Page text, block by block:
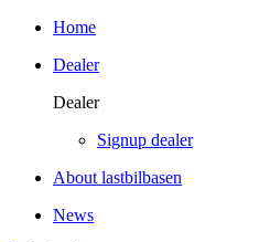
Home
Dealer
Dealer
Signup dealer
About lastbilbasen
News